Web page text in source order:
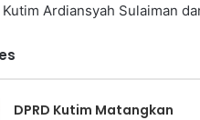
Ardiansyah Sulaiman
DPRD Kutim Matangkan